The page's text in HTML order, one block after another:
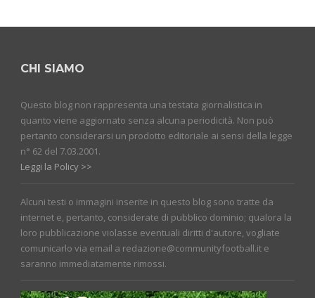
CHI SIAMO
Questo blog non rappresenta una testata giornalistica in
quanto viene aggiornato senza alcuna periodicità. Non può
pertanto considerarsi un prodotto editoriale ai sensi della legge
n° 62 del 7.03.2001.
Leggi la Policy >>
Alcuni testi o immagini inserite in questo blog sono tratte da
internet e, pertanto, considerate di pubblico dominio; qualora la
loro pubblicazione violasse eventuali diritti d'autore, vogliate
comunicarlo via email a redazione@communityfootball.it e
saranno immediatamente rimossi.